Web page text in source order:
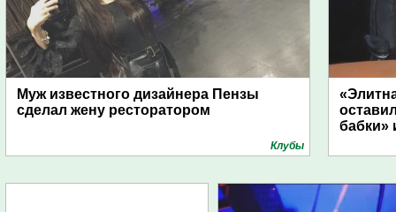
Муж известного дизайнера Пензы
сделал жену ресторатором
Клубы
бабки»